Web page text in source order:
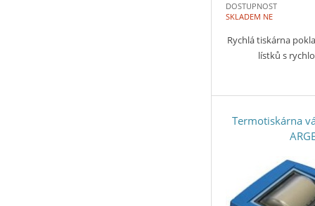
DOSTUPNOST
SKLADEM NE
Rychlá tiskárna
lístků s
Termotiskárna